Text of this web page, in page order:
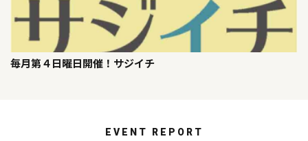
毎月第４日曜日開催！サジイチ
EVENT REPORT